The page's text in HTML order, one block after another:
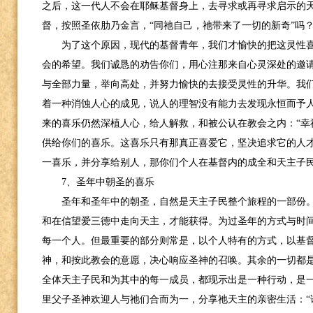
之后，这一代人不会在耶稣基督身上，去寻求或再寻求启示
督，按照圣依肋乃金言，“同祂自己，祂带来了一切的新奇”吗
为了这个原因，现代的基督青年，我们才愉快的把这灵性
会的希望。我们诚恳的劝告你们，用心注那来自心灵深处的邀
与全部力量，举向高处，并努力愉快的去接受灵性的升华。我
着一种消蚀人心的成见，说人的理智没有能力去发现永恒而予
来的喜乐仍然深植人心，给人解救，和被公认在教会之内：“
供给你们的喜乐。这喜乐只有那真正喜爱它，坚决追求它的人
一喜乐，并分享给别人，那你们个人在基督内的成全和天主子
7、圣年中朝圣的喜乐
圣年和圣年中的朝圣，自然是天主子民整个旅程的一部份
和在信望爱三德中走向天主，才能获得。为过圣年的方式与时
每一个人。但最重要的部分则常是，以个人特有的方式，以基
神，和按此教会的意愿，决心响应圣神的召唤。其余的一切都
全体天主子民和为其中的每一成员，都现示出是一种行动，是
里父子圣神欢迎人与祂们合而为一，分享祂天主的亲密生活：